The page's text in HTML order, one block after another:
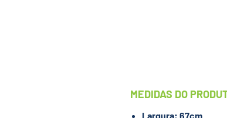
MEDIDAS DO
Largura: 67cm